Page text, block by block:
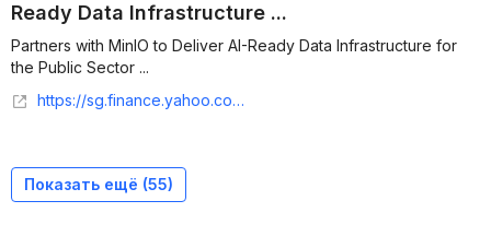
Ready Data Infrastructure ...
Partners with MinIO to Deliver AI-Ready Data Infrastructure for
the Public Sector ...
https://sg.finance.yahoo.com/news/four-inc-partners-minio-deliver-130000606.html
Показать ещё (55)